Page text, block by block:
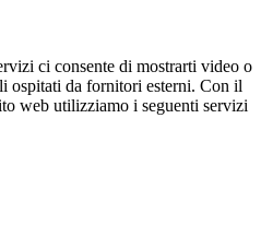
ci consente di mostrarti video o
ospitati da fornitori esterni. Con il
web utilizziamo i seguenti servizi